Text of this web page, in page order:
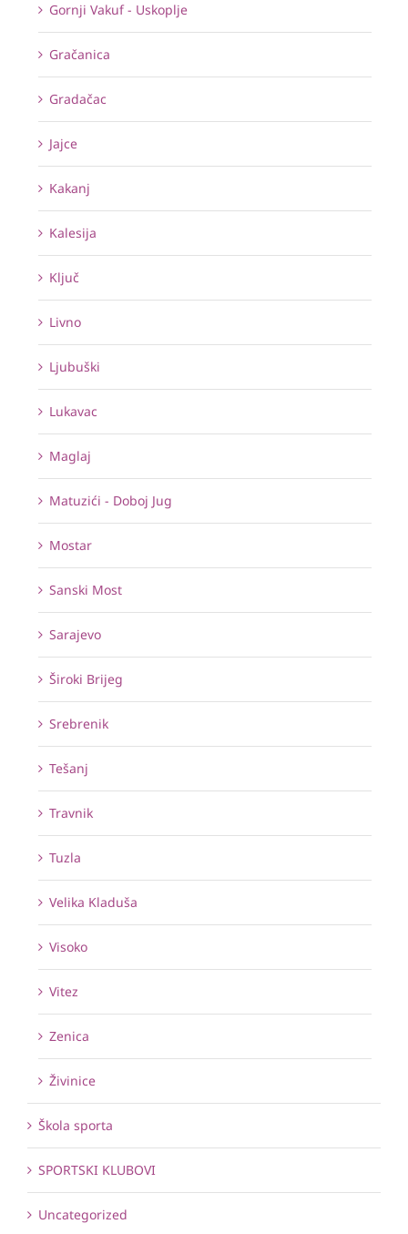
Gornji Vakuf - Uskoplje
Gračanica
Gradačac
Jajce
Kakanj
Kalesija
Ključ
Livno
Ljubuški
Lukavac
Maglaj
Matuzići - Doboj Jug
Mostar
Sanski Most
Sarajevo
Široki Brijeg
Srebrenik
Tešanj
Travnik
Tuzla
Velika Kladuša
Visoko
Vitez
Zenica
Živinice
Škola sporta
SPORTSKI KLUBOVI
Uncategorized